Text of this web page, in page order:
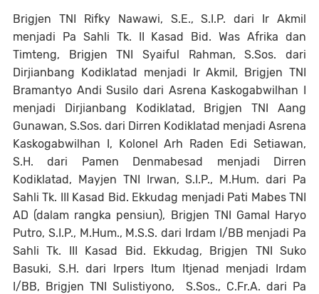
Brigjen TNI Rifky Nawawi, S.E., S.I.P. dari Ir Akmil
menjadi Pa Sahli Tk. II Kasad Bid. Was Afrika dan
Timteng, Brigjen TNI Syaiful Rahman, S.Sos. dari
Dirjianbang Kodiklatad menjadi Ir Akmil, Brigjen TNI
Bramantyo Andi Susilo dari Asrena Kaskogabwilhan I
menjadi Dirjianbang Kodiklatad, Brigjen TNI Aang
Gunawan, S.Sos. dari Dirren Kodiklatad menjadi Asrena
Kaskogabwilhan I, Kolonel Arh Raden Edi Setiawan,
S.H. dari Pamen Denmabesad menjadi Dirren
Kodiklatad, Mayjen TNI Irwan, S.I.P., M.Hum. dari Pa
Sahli Tk. III Kasad Bid. Ekkudag menjadi Pati Mabes TNI
AD (dalam rangka pensiun), Brigjen TNI Gamal Haryo
Putro, S.I.P., M.Hum., M.S.S. dari Irdam I/BB menjadi Pa
Sahli Tk. III Kasad Bid. Ekkudag, Brigjen TNI Suko
Basuki, S.H. dari Irpers Itum Itjenad menjadi Irdam
I/BB, Brigjen TNI Sulistiyono, S.Sos., C.Fr.A. dari Pa